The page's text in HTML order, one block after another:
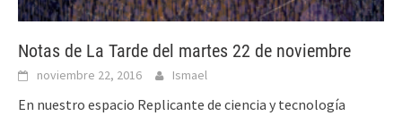
Notas de La Tarde del martes 22 de noviembre
noviembre 22, 2016 Ismael
En nuestro espacio Replicante de ciencia y tecnología